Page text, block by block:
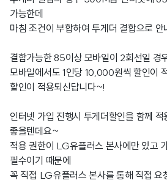
가능한데
마침 조건이 부합하여 투게더 결합으로
결합가능한 85이상 모바일이 2회선일 경
모바일에서도 1인당 10,000원씩 할인이
할인이 적용되신답니다~!
인터넷 가입 진행시 투게더할인을 함께
좋을텐데요~
적용 권한이 LG유플러스 본사에만 있고
필수이기 때문에
꼭 직접 LG유플러스 본사를 통해 직접 요